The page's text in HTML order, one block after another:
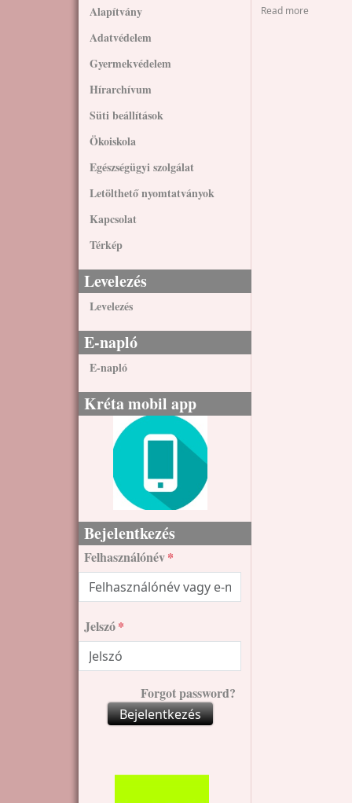
Alapítvány
Adatvédelem
Gyermekvédelem
Hírarchívum
Süti beállítások
Ökoiskola
Egészségügyi szolgálat
Letölthető nyomtatványok
Kapcsolat
Térkép
Levelezés
Levelezés
E-napló
E-napló
Kréta mobil app
Bejelentkezés
Felhasználónév
Jelszó
Forgot password?
Bejelentkezés
Read more